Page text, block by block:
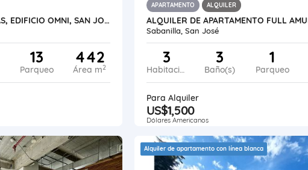
ALQUILER DE OFICINAS, EDIFICIO OMNI, SAN JOSÉ CENTRO
13
Parqueo
442
Área m2
APARTAMENTO ALQUILER
Sabanilla, San José
3
Habitaciones
3
Baño(s)
1
Parqueo
Para Alquiler
US$1,500
Dólares Americanos
Alquiler de apartamento con línea blanca